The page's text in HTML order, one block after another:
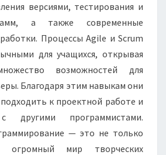
версиями, тестирования и
а также современные
Процессы Agile и Scrum
для учащихся, открывая
возможностей для
Благодаря этим навыкам они
к проектной работе и
другими программистами.
— это не только
мир творческих